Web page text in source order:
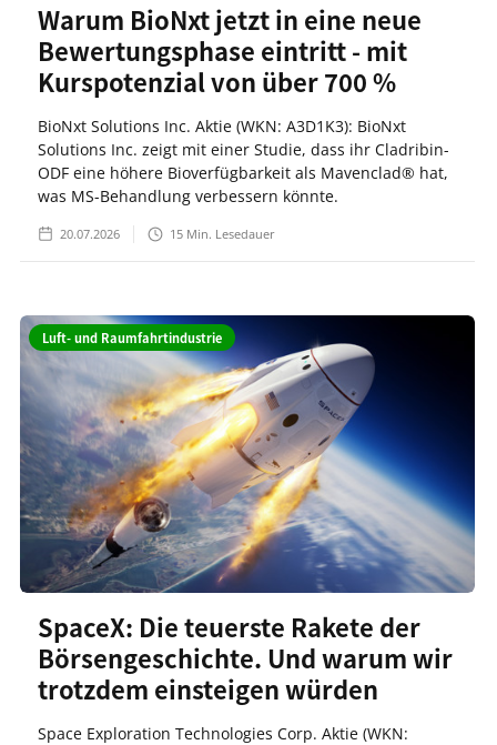
Warum BioNxt jetzt in eine neue
Bewertungsphase eintritt - mit
Kurspotenzial von über 700 %
BioNxt Solutions Inc. Aktie (WKN: A3D1K3): BioNxt
Solutions Inc. zeigt mit einer Studie, dass ihr Cladribin-
ODF eine höhere Bioverfügbarkeit als Mavenclad® hat,
was MS-Behandlung verbessern könnte.
20.07.2026 15 Min. Lesedauer
Luft- und Raumfahrtindustrie
SpaceX: Die teuerste Rakete der
Börsengeschichte. Und warum wir
trotzdem einsteigen würden
Space Exploration Technologies Corp. Aktie (WKN: